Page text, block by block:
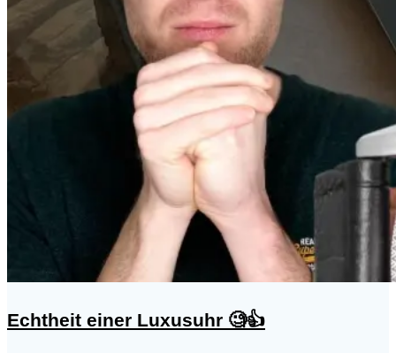
Echtheit einer Luxusuhr 🧐👍